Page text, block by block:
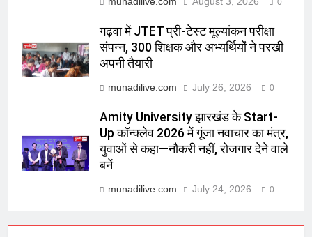
0
गढ़वा में JTET प्री-टेस्ट मूल्यांकन परीक्षा
संपन्न, 300 शिक्षक और अभ्यर्थियों ने परखी
अपनी तैयारी
munadilive.com July 26, 2026 0
Amity University झारखंड के Start-
Up कॉन्क्लेव 2026 में गूंजा नवाचार का मंत्र,
युवाओं से कहा—नौकरी नहीं, रोजगार देने वाले
बनें
munadilive.com July 24, 2026 0